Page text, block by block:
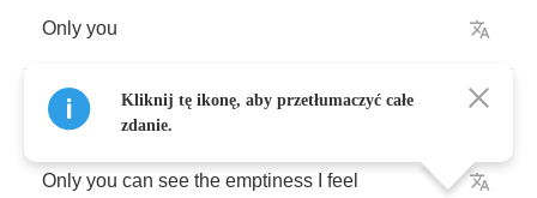
Only you
Only you can see the emptiness feel
Kliknij tę ikonę, aby przetłumaczyć całe
zdanie.